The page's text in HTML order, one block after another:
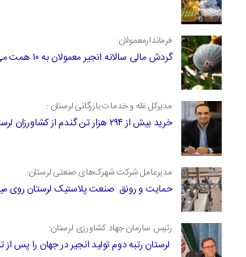
فرماندارمعمولان:
گردش مالی سالانه انجیر معمولان به ۱۰ همت می‌رسد
مدیرکل غله و خدمات بازرگانی لرستان :
خرید بیش از ۲۹۴ هزار تن گندم از کشاورزان لرستان
مدیرعامل شرکت شهرک‌های صنعتی لرستان:
حمایت و رونق صنعت پلاستیک لرستان روی
رئیس سازمان جهاد کشاورزی لرستان:
لرستان رتبه دوم تولید انجیر در جهان را پس از